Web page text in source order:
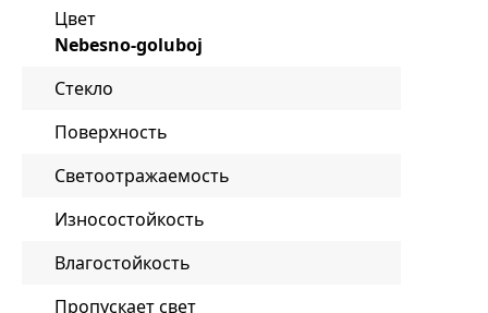
Цвет
Nebesno-goluboj
Стекло
Поверхность
Светоотражаемость
Износостойкость
Влагостойкость
Пропускает свет